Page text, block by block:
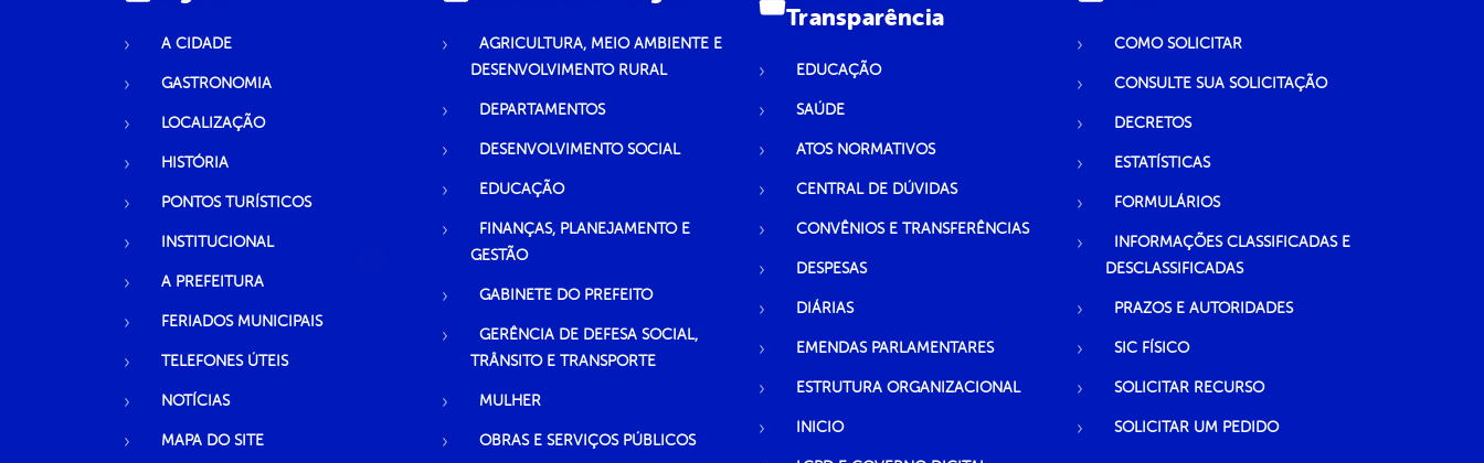
A CIDADE
GASTRONOMIA
LOCALIZAÇÃO
HISTÓRIA
PONTOS TURÍSTICOS
INSTITUCIONAL
A PREFEITURA
FERIADOS MUNICIPAIS
TELEFONES ÚTEIS
NOTÍCIAS
MAPA DO SITE
AGRICULTURA, MEIO AMBIENTE E
DESENVOLVIMENTO RURAL
DEPARTAMENTOS
DESENVOLVIMENTO SOCIAL
EDUCAÇÃO
FINANÇAS, PLANEJAMENTO E
GESTÃO
GABINETE DO PREFEITO
GERÊNCIA DE DEFESA SOCIAL,
TRÂNSITO E TRANSPORTE
MULHER
OBRAS E SERVIÇOS PÚBLICOS
Transparência
EDUCAÇÃO
SAÚDE
ATOS NORMATIVOS
CENTRAL DE DÚVIDAS
CONVÊNIOS E TRANSFERÊNCIAS
DESPESAS
DIÁRIAS
EMENDAS PARLAMENTARES
ESTRUTURA ORGANIZACIONAL
INICIO
COMO SOLICITAR
CONSULTE SUA SOLICITAÇÃO
DECRETOS
ESTATÍSTICAS
FORMULÁRIOS
INFORMAÇÕES CLASSIFICADAS E
DESCLASSIFICADAS
PRAZOS E AUTORIDADES
SIC FÍSICO
SOLICITAR RECURSO
SOLICITAR UM PEDIDO